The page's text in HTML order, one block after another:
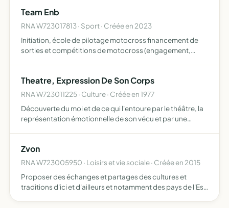
Team Enb
RNA W723017813 · Sport · Créée en 2023
Initiation, école de pilotage motocross financement de
sorties et compétitions de motocross (engagement,
Theatre, Expression De Son Corps
RNA W723011225 · Culture · Créée en 1977
Découverte du moi et de ce qui l'entoure par le théâtre, la
représentation émotionnelle de son vécu et par une
et vie en …
Zvon
RNA W723005950 · Loisirs et vie sociale · Créée en 2015
Proposer des échanges et partages des cultures et
traditions d'ici et d'ailleurs et notamment des pays de l'Est